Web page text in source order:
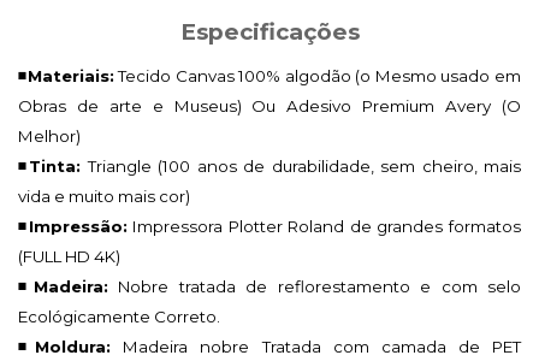
Especificações
◾Materiais:Tecido Canvas 100% algodão (o Mesmo usado em
Obras de arte e Museus) Ou Adesivo Premium Avery (O
Melhor)
◾Tinta: Triangle (100 anos de durabilidade, sem cheiro, mais
vida e muito mais cor)
◾Impressão: Impressora Plotter Roland de grandes formatos
(FULL HD 4K)
◾Madeira: Nobre tratada de reflorestamento e com selo
Ecológicamente Correto.
◾Moldura: Madeira nobre Tratada com camada de PET